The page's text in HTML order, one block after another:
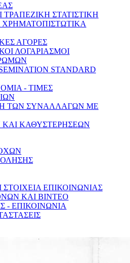
ΣΤΑΤΙΣΤΙΚΗ
ΑΓΟΡΕΣ
ΛΟΓΑΡΙΑΣΜΟΙ
STANDARD
- ΤΙΜΕΣ
ΤΩΝ ΣΥΝΑΛΛΑΓΩΝ ΜΕ
ΚΑΙ ΚΑΘΥΣΤΕΡΗΣΕΩΝ
ΕΠΙΚΟΙΝΩΝΙΑΣ
ΚΑΙ ΒΙΝΤΕΟ
- ΕΠΙΚΟΙΝΩΝΙΑ